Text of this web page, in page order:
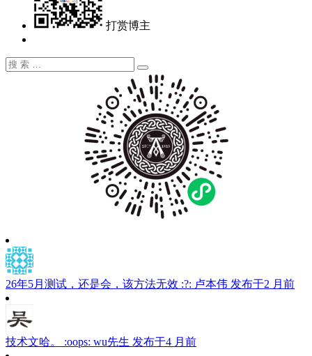
打赏博主
搜
搜
索
26年5月测试，还是会，该方法无效 :?: 卢本伟 发布于2 月前
技术文哈。 :oops: wu先生 发布于4 月前